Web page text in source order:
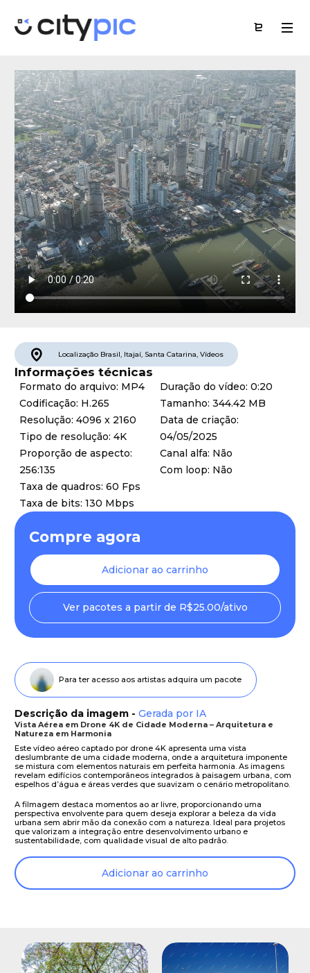
Localização Brasil, Itajaí, Santa Catarina, Vídeos
Informações técnicas
Formato do arquivo: MP4
Codificação: H.265
Resolução: 4096 x 2160
Tipo de resolução: 4K
Proporção de aspecto:
256:135
Taxa de quadros: 60 Fps
Taxa de bits: 130 Mbps
Duração do vídeo: 0:20
Tamanho: 344.42 MB
Data de criação:
04/05/2025
Canal alfa: Não
Com loop: Não
Compre agora
Adicionar ao carrinho
Ver pacotes a partir de R$25.00/ativo
Para ter acesso aos artistas adquira um pacote
Descrição da imagem - Gerada por IA
Vista Aérea em Drone 4K de Cidade Moderna – Arquitetura e
Natureza em Harmonia
Este vídeo aéreo captado por drone 4K apresenta uma vista
deslumbrante de uma cidade moderna, onde a arquitetura imponente
se mistura com elementos naturais em perfeita harmonia. As imagens
revelam edifícios contemporâneos integrados à paisagem urbana, com
espelhos d’água e áreas verdes que suavizam o cenário metropolitano.
A filmagem destaca momentos ao ar livre, proporcionando uma
perspectiva envolvente para quem deseja explorar a beleza da vida
urbana sem abrir mão da conexão com a natureza. Ideal para projetos
que valorizam a integração entre desenvolvimento urbano e
sustentabilidade, com qualidade visual de alto padrão.
Adicionar ao carrinho